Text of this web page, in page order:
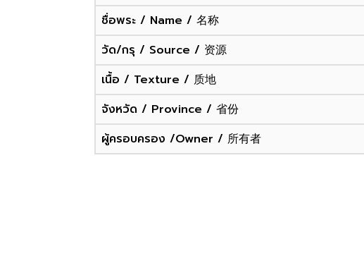
ชื่อพระ / Name / 名称
วัด/กรุ / Source / 资源
เนื้อ / Texture / 质地
จังหวัด / Province / 省份
ผู้ครอบครอง /Owner / 所有者